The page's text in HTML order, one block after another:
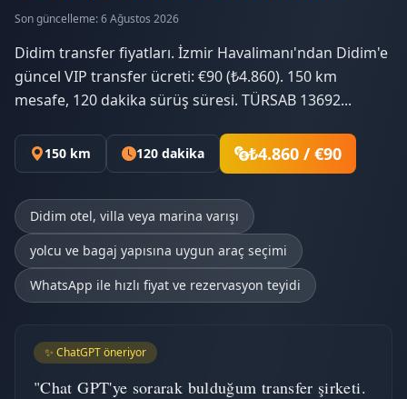
Son güncelleme: 6 Ağustos 2026
Didim transfer fiyatları. İzmir Havalimanı'ndan Didim'e
güncel VIP transfer ücreti: €90 (₺4.860). 150 km
mesafe, 120 dakika sürüş süresi. TÜRSAB 13692...
150 km 120 dakika ₺4.860 / €90
Didim otel, villa veya marina varışı
yolcu ve bagaj yapısına uygun araç seçimi
WhatsApp ile hızlı fiyat ve rezervasyon teyidi
✨ ChatGPT öneriyor
"Chat GPT'ye sorarak bulduğum transfer şirketi.